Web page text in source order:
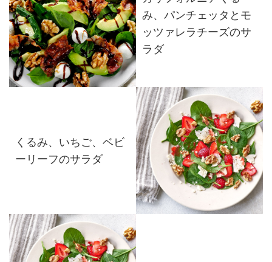
み、パンチェッタとモ
ッツァレラチーズのサ
ラダ
くるみ、いちご、ベビ
ーリーフのサラダ